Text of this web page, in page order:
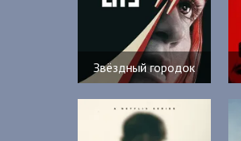
Звёздный городок